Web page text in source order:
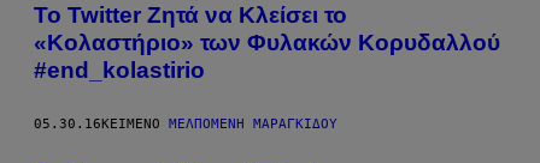
Το Twitter Ζητά να Κλείσει το
«Κολαστήριο» των Φυλακών Κορυδαλλού
#end_kolastirio
05.30.16ΚΕΊΜΕΝΟ ΜΕΛΠΟΜΈΝΗ ΜΑΡΑΓΚΊΔΟΥ